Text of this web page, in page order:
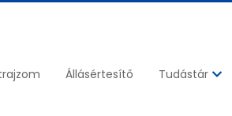
Állásértesítő Tudástár